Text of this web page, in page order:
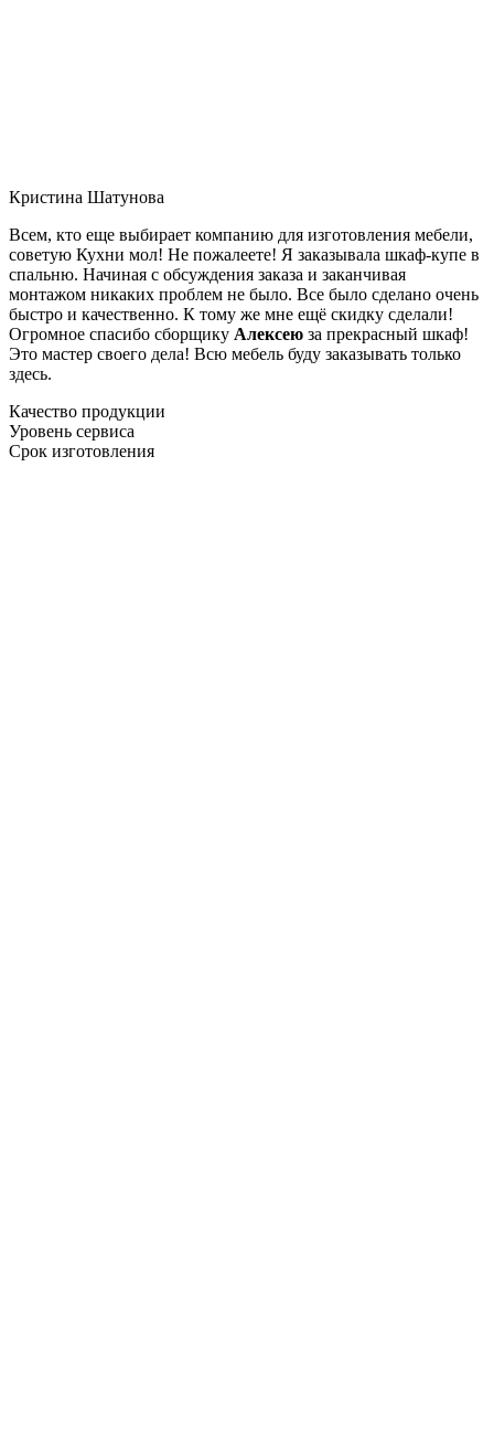
Кристина Шатунова
Всем, кто еще выбирает компанию для изготовления мебели,
советую Кухни мол! Не пожалеете! Я заказывала шкаф-купе в
спальню. Начиная с обсуждения заказа и заканчивая
монтажом никаких проблем не было. Все было сделано очень
быстро и качественно. К тому же мне ещё скидку сделали!
Огромное спасибо сборщику Алексею за прекрасный шкаф!
Это мастер своего дела! Всю мебель буду заказывать только
здесь.
Качество продукции
Уровень сервиса
Срок изготовления